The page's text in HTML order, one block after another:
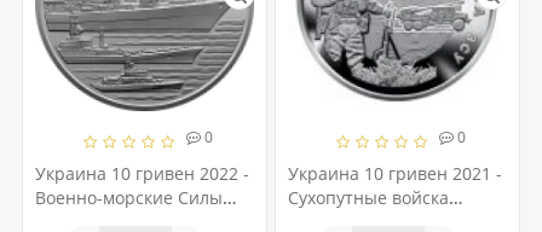
0
Украина 10 гривен 2022 -
Военно-морские Силы
0
Украина 10 гривен 2021 -
Сухопутные войска